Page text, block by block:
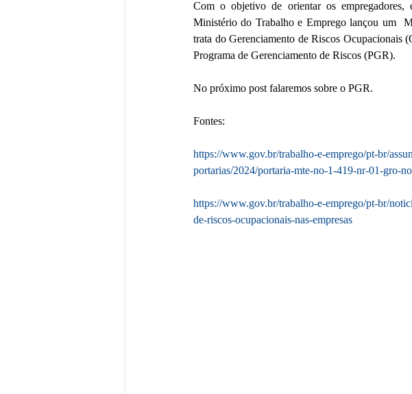
Com o objetivo de orientar os empregadores,
Ministério do Trabalho e Emprego lançou um
trata do Gerenciamento de Riscos Ocupacionais
Programa de Gerenciamento de Riscos (PGR).
No próximo post falaremos sobre o PGR.
Fontes:
https://www.gov.br/trabalho-e-emprego/pt-br/
portarias/2024/portaria-mte-no-1-419-nr-01-gro-
https://www.gov.br/trabalho-e-emprego/pt-br/
de-riscos-ocupacionais-nas-empresas